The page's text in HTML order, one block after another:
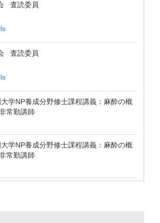
査読委員
査読委員
学NP養成分野修士課程講義：麻酔の概
常勤講師
学NP養成分野修士課程講義：麻酔の概
常勤講師